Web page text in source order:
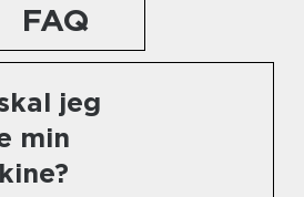
FAQ
jeg
min